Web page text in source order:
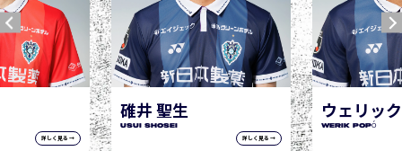
詳しく見る →
ウェリック ポポ
WERIK POPÓ
詳しく見る →